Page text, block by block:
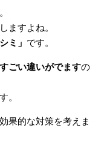
ますよね。
ミ」 です。
ごい違いがでますの
。
果的な対策を考えま